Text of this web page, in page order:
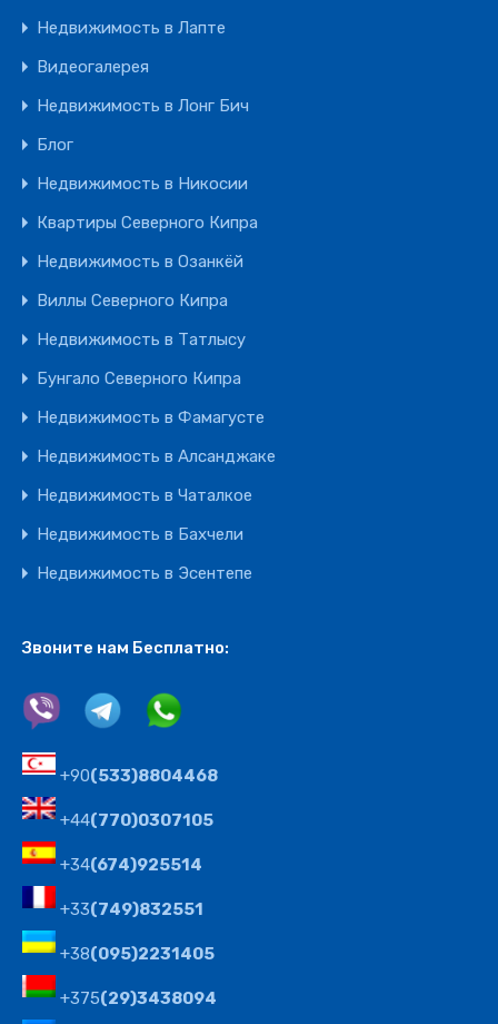
Недвижимость в Лапте
Видеогалерея
Недвижимость в Лонг Бич
Блог
Недвижимость в Никосии
Квартиры Северного Кипра
Недвижимость в Озанкёй
Виллы Северного Кипра
Недвижимость в Татлысу
Бунгало Северного Кипра
Недвижимость в Фамагусте
Недвижимость в Алсанджаке
Недвижимость в Чаталкое
Недвижимость в Бахчели
Недвижимость в Эсентепе
Звоните нам Бесплатно:
+90(533)8804468
+44(770)0307105
+34(674)925514
+33(749)832551
+38(095)2231405
+375(29)3438094